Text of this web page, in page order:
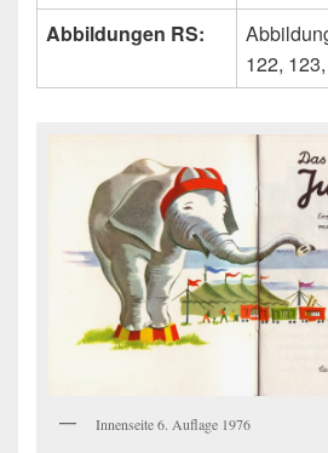
Abbildungen RS:
122,
Innenseite 6. Auflage 1976